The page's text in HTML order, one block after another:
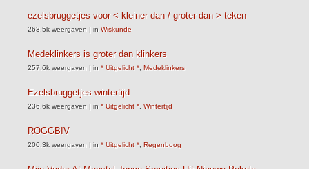
ezelsbruggetjes voor < kleiner dan / groter dan > teken
263.5k weergaven | in Wiskunde
Medeklinkers is groter dan klinkers
257.6k weergaven | in * Uitgelicht * Medeklinkers
Ezelsbruggetjes wintertijd
236.6k weergaven | in * Uitgelicht * Wintertijd
ROGGBIV
200.3k weergaven | in * Uitgelicht * Regenboog